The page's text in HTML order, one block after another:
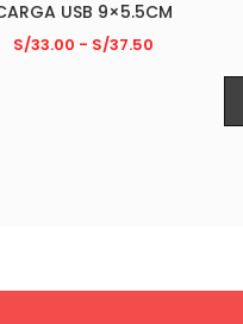
USB 9×5.5CM
S/33.00 - S/37.50